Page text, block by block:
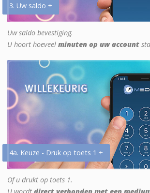
3. Uw saldo +
Uw saldo bevestiging.
U hoort hoeveel minuten op uw account
4a. Keuze - Druk op toets 1 +
Of u drukt op toets 1.
U wordt direct verbonden met een